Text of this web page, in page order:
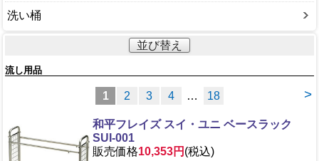
洗い桶
並び替え
流し用品
>
1 2 3 4 … 18
和平フレイズ スイ・ユニ ベースラック
SUI-001
販売価格10,353円 (税込)